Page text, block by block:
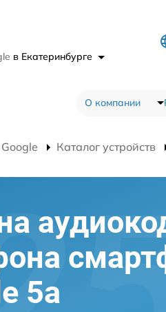
в Екатеринбурге
О компании
Каталог устройств
5a